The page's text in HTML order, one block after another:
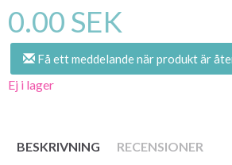
0.00 SEK
Få ett meddelande när produkt är
Ej i lager
BESKRIVNING RECENSIONER